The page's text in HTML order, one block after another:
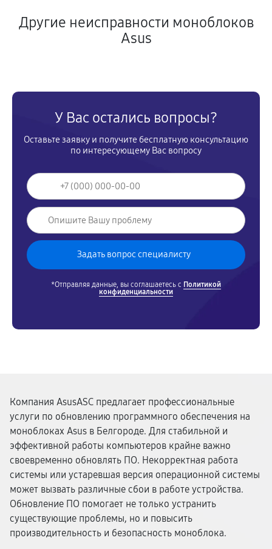
Другие неисправности моноблоков
Asus
У Вас остались вопросы?
Оставьте заявку и получите бесплатную консультацию
по интересующему Вас вопросу
*Отправляя данные, вы соглашаетесь с Политикой
конфиденциальности
Компания AsusASC предлагает профессиональные
услуги по обновлению программного обеспечения на
моноблоках Asus в Белгороде. Для стабильной и
эффективной работы компьютеров крайне важно
своевременно обновлять ПО. Некорректная работа
системы или устаревшая версия операционной системы
может вызвать различные сбои в работе устройства.
Обновление ПО помогает не только устранить
существующие проблемы, но и повысить
производительность и безопасность моноблока.